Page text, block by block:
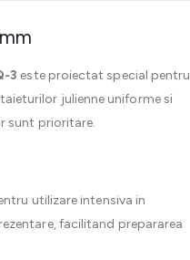
3 este proiectat special pentru
julienne uniforme si
sunt prioritare.
utilizare intensiva in
facilitand prepararea